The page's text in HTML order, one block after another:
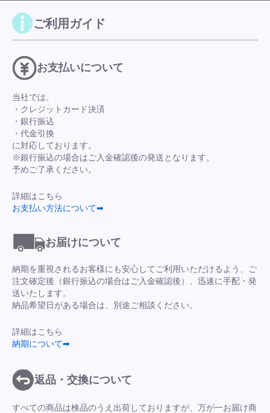
ご利用ガイド
お支払いについて
当社では、
・クレジットカード決済
・銀行振込
・代金引換
に対応しております。
※銀行振込の場合はご入金確認後の発送となります。
予めご了承ください。
詳細はこちら
お支払い方法について➡
お届けについて
納期を重視されるお客様にも安心してご利用いただけるよう、ご
注文確定後（銀行振込の場合はご入金確認後）、迅速に手配・発
送いたします。
納品希望日がある場合は、別途ご相談ください。
詳細はこちら
納期について➡
返品・交換について
すべての商品は検品のうえ出荷しておりますが、万が一お届け商